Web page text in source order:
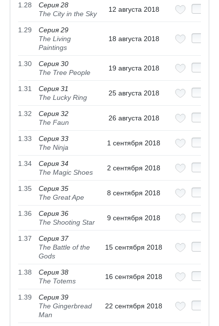
1.28
Серия 28
The City in the Sky
12 августа 2018
1.29
Серия 29
The Living
Paintings
18 августа 2018
1.30
Серия 30
The Tree People
19 августа 2018
1.31
Серия 31
The Lucky Ring
25 августа 2018
1.32
Серия 32
The Faun
26 августа 2018
1.33
Серия 33
The Ninja
1 сентября 2018
1.34
Серия 34
The Magic Shoes
2 сентября 2018
1.35
Серия 35
The Great Ape
8 сентября 2018
1.36
Серия 36
The Shooting Star
9 сентября 2018
1.37
Серия 37
The Battle of the
Gods
15 сентября 2018
1.38
Серия 38
The Totems
16 сентября 2018
1.39
Серия 39
The Gingerbread
Man
22 сентября 2018